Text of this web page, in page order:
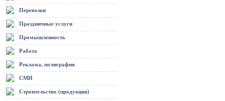
Перевозки
Праздничные услуги
Промышленность
Работа
Реклама, полиграфия
СМИ
Строительство (продукция)